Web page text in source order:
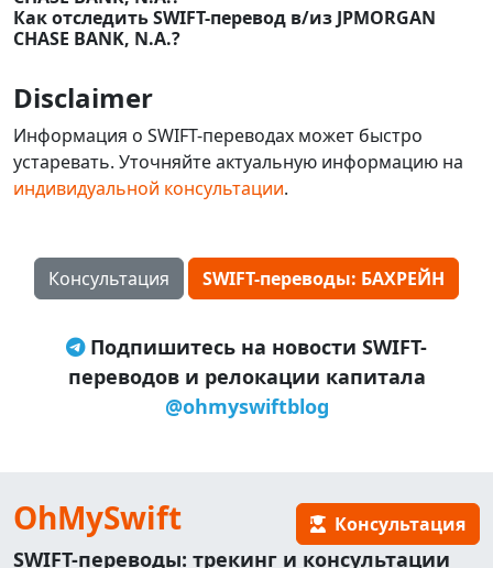
Как отследить SWIFT-перевод в/из JPMORGAN
CHASE BANK, N.A.?
Disclaimer
Информация о SWIFT-переводах может быстро
устаревать. Уточняйте актуальную информацию на
индивидуальной консультации.
Консультация SWIFT-переводы: БАХРЕЙН
Подпишитесь на новости SWIFT-
переводов и релокации капитала
@ohmyswiftblog
OhMySwift Консультация
SWIFT-переводы: трекинг и консультации